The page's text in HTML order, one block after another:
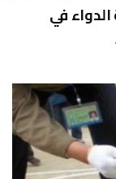
في